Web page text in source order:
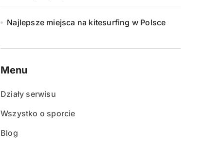
Najlepsze miejsca na kitesurfing w Polsce
Menu
Działy serwisu
Wszystko o sporcie
Blog